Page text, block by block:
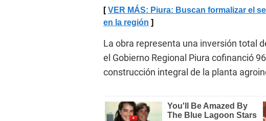
VER MÁS: Piura: Buscan formalizar el
en la región
La obra representa una inversión total
el Gobierno Regional Piura cofinanció
construcción integral de la planta